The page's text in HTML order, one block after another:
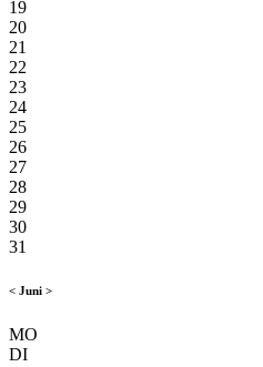
19
20
21
22
23
24
25
26
27
28
29
30
31
< Juni >
MO
DI